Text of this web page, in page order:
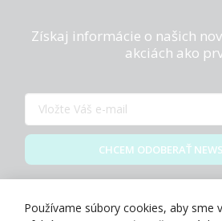
Získaj informácie o našich
akciách ako
CHCEM ODOBERAŤ
Používame súbory cookies, aby sme